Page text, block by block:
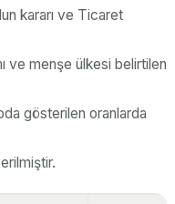
kararı ve Ticaret
ve menşe ülkesi belirtilen
gösterilen oranlarda